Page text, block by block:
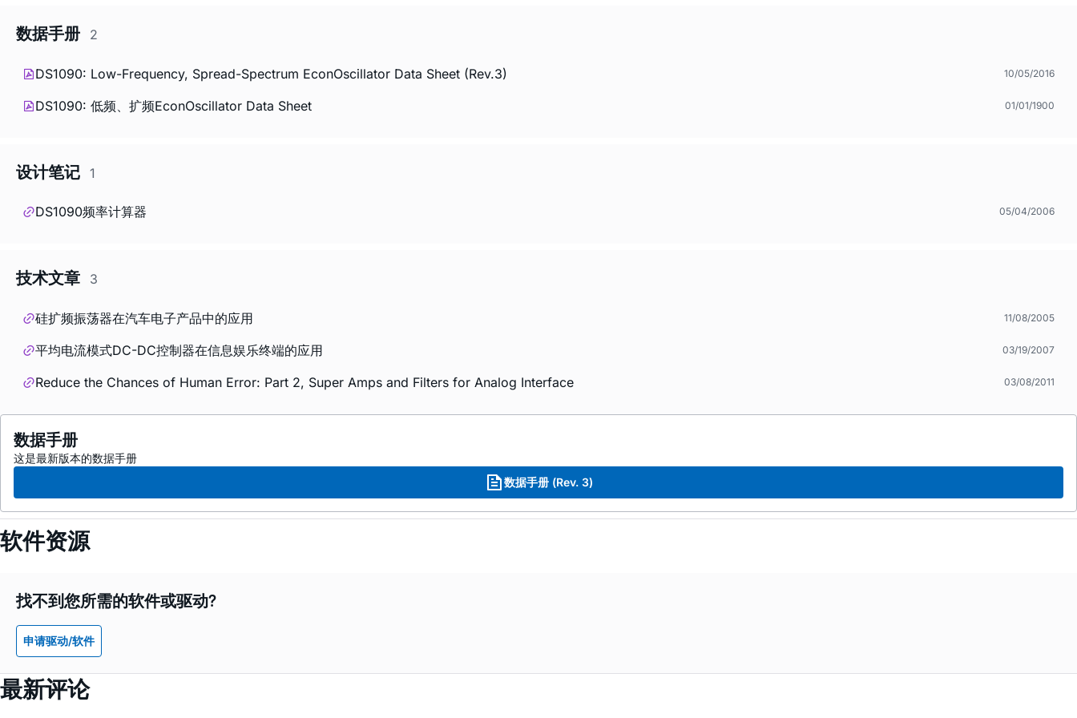
数据手册 2
DS1090: Low-Frequency, Spread-Spectrum EconOscillator Data Sheet (Rev.3) 10/05/2016
DS1090: 低频、扩频EconOscillator Data Sheet 01/01/1900
设计笔记 1
DS1090频率计算器 05/04/2006
技术文章 3
硅扩频振荡器在汽车电子产品中的应用 11/08/2005
平均电流模式DC-DC控制器在信息娱乐终端的应用 03/19/2007
Reduce the Chances of Human Error: Part 2, Super Amps and Filters for Analog Interface 03/08/2011
数据手册
这是最新版本的数据手册
数据手册 (Rev. 3)
软件资源
找不到您所需的软件或驱动?
申请驱动/软件
最新评论